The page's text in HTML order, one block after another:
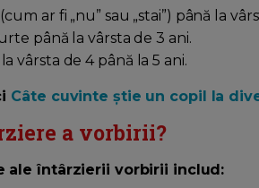
ar fi „nu” sau „stai”) până la
până la vârsta de 3 ani.
vârsta de 4 până la 5 ani.
Câte cuvinte știe un copil la
a vorbirii?
ale întârzierii vorbirii includ: